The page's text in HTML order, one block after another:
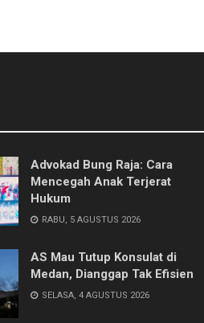
Advokad Bung Raja: Cara
Mencegah Anak Terjerat
Hukum
RABU, 5 AGUSTUS 2026
AS Mau Tutup Konsulat di
Medan, Dianggap Tak Efisien
SELASA, 4 AGUSTUS 2026